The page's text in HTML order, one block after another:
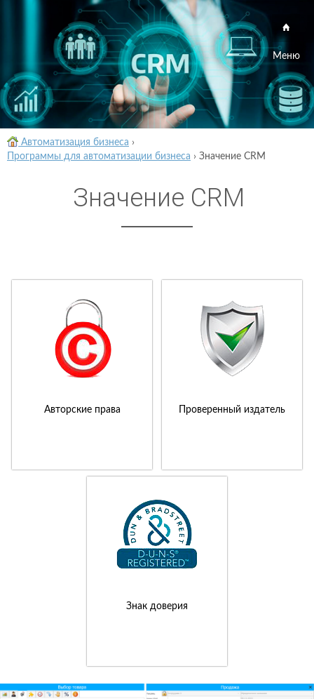
Меню
Автоматизация бизнеса ›
Программы для автоматизации бизнеса › Значение CRM
Значение CRM
Авторские права Проверенный издатель
Знак доверия